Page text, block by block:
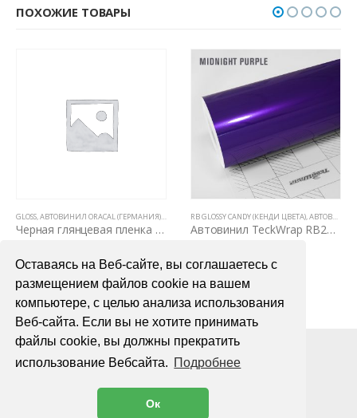
Оставаясь на Веб-сайте, вы соглашаетесь с
размещением файлов cookie на вашем
компьютере, с целью анализа использования
Веб-сайта. Если вы не хотите принимать
файлы cookie, вы должны прекратить
использование Вебсайта. Подробнее
Ок
ПОХОЖИЕ ТОВАРЫ
,ЦВЕТНЫЕ ВИНИЛОВЫЕ ПЛЕНКИ
GLOSS,АВТОВИНИЛ ORACAL (ГЕРМАНИЯ),ВСЕ ТОВАРЫ,ЦВЕТНЫЕ ВИНИЛОВЫЕ ПЛЕНКИ
Черная глянцевая пленка для авто Oracal 551 1,26м
В КОРЗИНУ
RB GLOSSY CANDY (КЕНДИ ЦВЕТА),АВТОВИНИЛ TECKWRAP
Автовинил TeckWrap RB20 Midnight Purple
В КОРЗИНУ